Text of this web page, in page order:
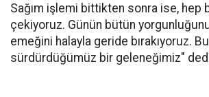
Sağım işlemi bittikten sonra ise, hep
çekiyoruz. Günün bütün
emeğini halayla geride bırakıyoruz.
sürdürdüğümüz bir geleneğimiz"